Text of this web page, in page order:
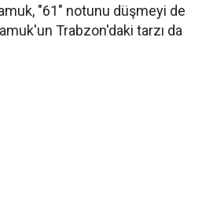
"61" notunu düşmeyi de
Trabzon'daki tarzı da